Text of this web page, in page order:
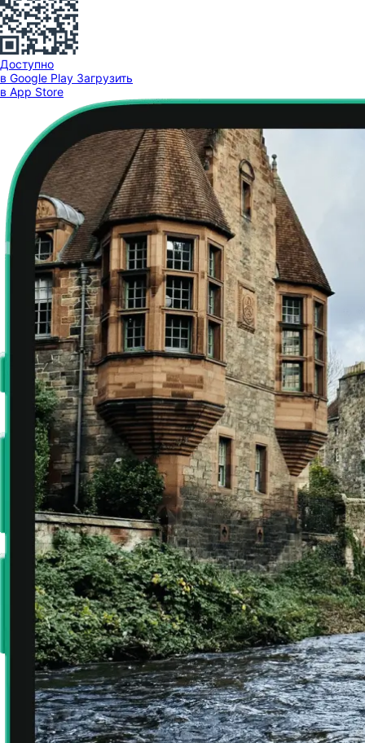
Доступно
в Google Play Загрузить
в App Store